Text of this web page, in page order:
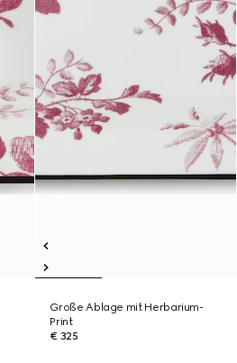
Große Ablage mit Herbarium-
Print
€ 325